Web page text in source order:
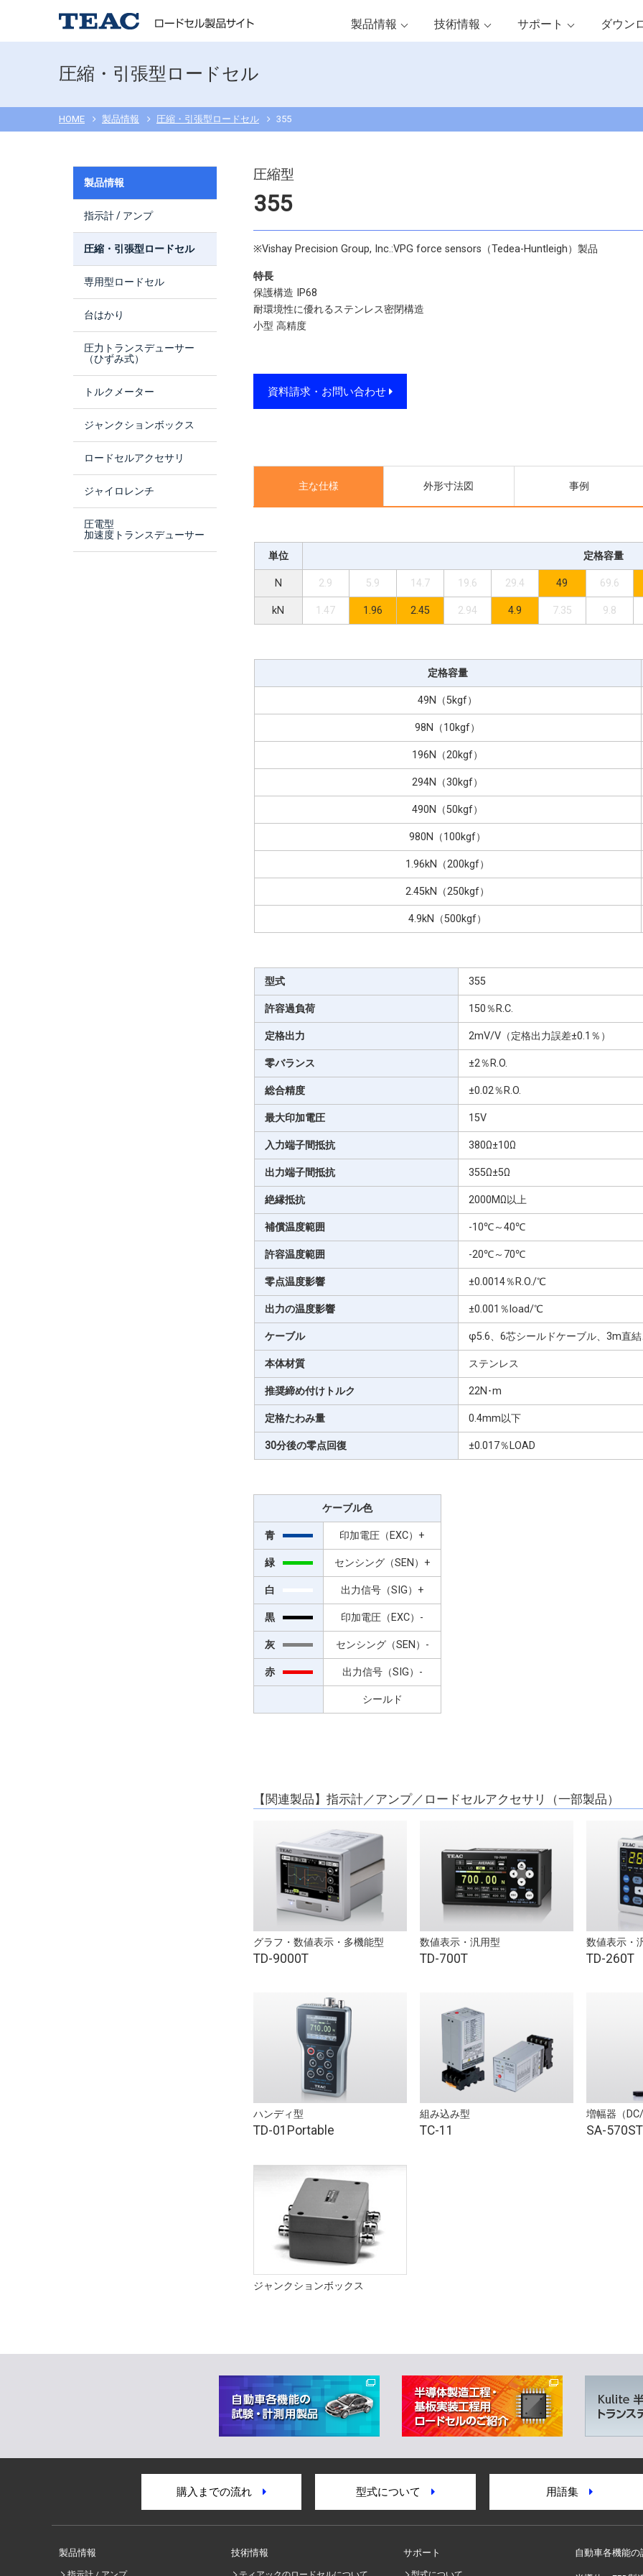
製品情報 技術情報 サポート ダウン
圧縮・引張型ロードセル
HOME 製品情報 圧縮・引張型ロードセル 355
圧縮型
355
※Vishay Precision Group, Inc.:VPG force sensors（Tedea-Huntleigh）製品
特長
保護構造 IP68
耐環境性に優れるステンレス密閉構造
小型 高精度
資料請求・お問い合わせ
主な仕様 外形寸法図 事例
単位 定格容量
N 2.9 5.9 14.7 19.6 29.4 49 69.6
kN 1.47 1.96 2.45 2.94 4.9 7.35 9.8
定格容量
49N（5kgf）
98N（10kgf）
196N（20kgf）
294N（30kgf）
490N（50kgf）
980N（100kgf）
1.96kN（200kgf）
2.45kN（250kgf）
4.9kN（500kgf）
型式 355
許容過負荷 150％R.C.
定格出力 2mV/V（定格出力誤差±0.1％）
零バランス ±2％R.O.
総合精度 ±0.02％R.O.
最大印加電圧 15V
入力端子間抵抗 380Ω±10Ω
出力端子間抵抗 355Ω±5Ω
絶縁抵抗 2000MΩ以上
補償温度範囲 -10℃～40℃
許容温度範囲 -20℃～70℃
零点温度影響 ±0.0014％R.O./℃
出力の温度影響 ±0.001％load/℃
ケーブル φ5.6、6芯シールドケーブル、3m直結
本体材質 ステンレス
推奨締め付けトルク 22N･m
定格たわみ量 0.4mm以下
30分後の零点回復 ±0.017％LOAD
ケーブル色
青 印加電圧（EXC）+
緑 センシング（SEN）+
白 出力信号（SIG）+
黒 印加電圧（EXC）-
灰 センシング（SEN）-
赤 出力信号（SIG）-
シールド
【関連製品】指示計／アンプ／ロードセルアクセサリ（一部製品）
グラフ・数値表示・多機能型
TD-9000T
数値表示・汎用型
TD-700T
数値表示・
TD-260T
ハンディ型
TD-01Portable
組み込み型
TC-11
増幅器（DC/
SA-570ST
ジャンクションボックス
製品情報
指示計 / アンプ
圧縮・引張型ロードセル
専用型ロードセル
台はかり
圧力トランスデューサー
（ひずみ式）
トルクメーター
ジャンクションボックス
ロードセルアクセサリ
ジャイロレンチ
圧電型
加速度トランスデューサー
購入までの流れ 型式について 用語集
製品情報 技術情報 サポート 自動車各機能